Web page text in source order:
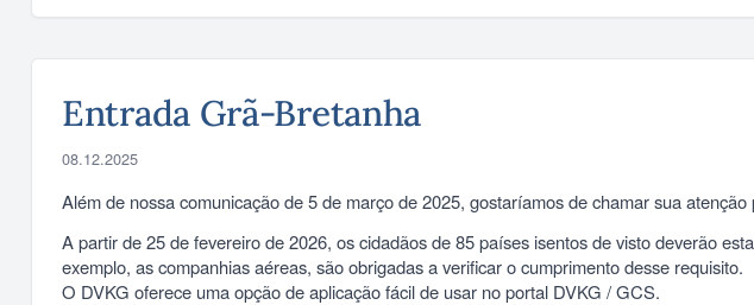
Entrada Grã-Bretanha
08.12.2025
Além de nossa comunicação de 5 de março de 2025, gostaríamos de chamar sua
A partir de 25 de fevereiro de 2026, os cidadãos de 85 países isentos de visto deverão
exemplo, as companhias aéreas, são obrigadas a verificar o cumprimento desse requisito.
O DVKG oferece uma opção de aplicação fácil de usar no portal DVKG / GCS.